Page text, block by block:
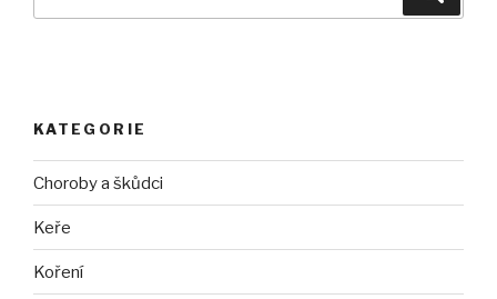
KATEGORIE
Choroby a škůdci
Keře
Koření